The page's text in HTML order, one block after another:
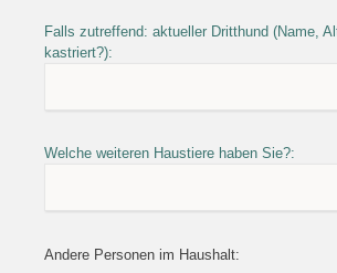
Falls zutreffend: aktueller Dritthund (Name,
kastriert?):
Welche weiteren Haustiere haben Sie?:
Andere Personen im Haushalt: